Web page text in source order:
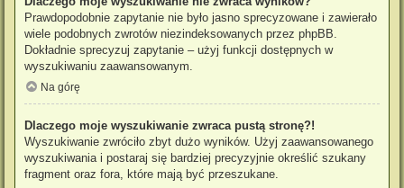
Prawdopodobnie zapytanie nie było jasno sprecyzowane i zawierało
wiele podobnych zwrotów niezindeksowanych przez phpBB.
Dokładnie sprecyzuj zapytanie – użyj funkcji dostępnych w
wyszukiwaniu zaawansowanym.
Na górę
Dlaczego moje wyszukiwanie zwraca pustą stronę?!
Wyszukiwanie zwróciło zbyt dużo wyników. Użyj zaawansowanego
wyszukiwania i postaraj się bardziej precyzyjnie określić szukany
fragment oraz fora, które mają być przeszukane.